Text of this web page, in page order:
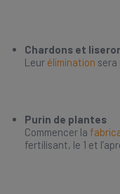
Chardons et
Leur élimination sera
Purin de plantes
Commencer la
fertilisant, le 1 et